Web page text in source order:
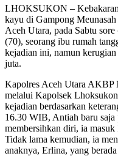
LHOKSUKON – Kebakaran
kayu di Gampong
Aceh Utara, pada Sabtu
(70), seorang ibu rumah
kejadian ini, namun
juta.
Kapolres Aceh Utara AKBP
melalui Kapolsek
kejadian berdasarkan
16.30 WIB, Antiah baru saja
membersihkan diri, ia
Tidak lama kemudian, ia
anaknya, Erlina, yang